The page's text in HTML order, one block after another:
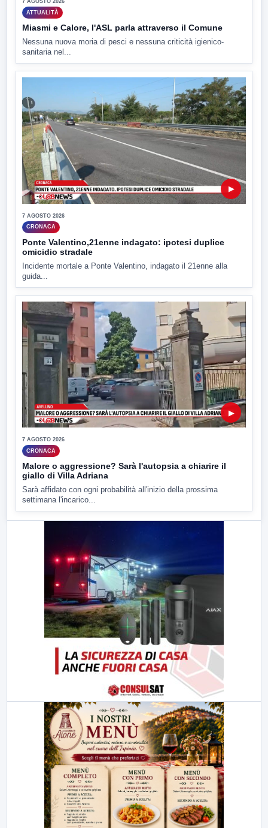
7 AGOSTO 2026
ATTUALITÀ
Miasmi e Calore, l'ASL parla attraverso il Comune
Nessuna nuova moria di pesci e nessuna criticità igienico-
sanitaria nel...
▶
7 AGOSTO 2026
CRONACA
Ponte Valentino,21enne indagato: ipotesi duplice
omicidio stradale
Incidente mortale a Ponte Valentino, indagato il 21enne alla
guida...
▶
7 AGOSTO 2026
CRONACA
Malore o aggressione? Sarà l'autopsia a chiarire il
giallo di Villa Adriana
Sarà affidato con ogni probabilità all'inizio della prossima
settimana l'incarico...